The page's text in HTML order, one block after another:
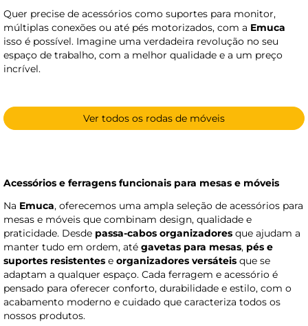
Quer precise de acessórios como suportes para monitor,
múltiplas conexões ou até pés motorizados, com a Emuca
isso é possível. Imagine uma verdadeira revolução no seu
espaço de trabalho, com a melhor qualidade e a um preço
incrível.
Ver todos os rodas de móveis
Acessórios e ferragens funcionais para mesas e móveis
Na Emuca, oferecemos uma ampla seleção de acessórios para
mesas e móveis que combinam design, qualidade e
praticidade. Desde passa-cabos organizadores que ajudam a
manter tudo em ordem, até gavetas para mesas, pés e
suportes resistentes e organizadores versáteis que se
adaptam a qualquer espaço. Cada ferragem e acessório é
pensado para oferecer conforto, durabilidade e estilo, com o
acabamento moderno e cuidado que caracteriza todos os
nossos produtos.